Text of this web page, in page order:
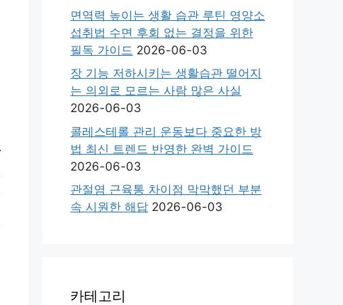
면역력 높이는 생활 습관 루틴 영양소
섭취법 수면 후회 없는 결정을 위한
필독 가이드 2026-06-03
장 기능 저하시키는 생활습관 떨어지
는 의외로 모르는 사람 많은 사실
2026-06-03
콜레스테롤 관리 운동보다 중요한 방
법 최신 트렌드 반영한 완벽 가이드
2026-06-03
관절염 근육통 차이점 막막했던 부분
속 시원한 해답 2026-06-03
카테고리